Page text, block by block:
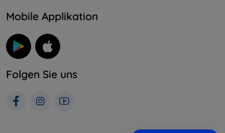
Mobile Applikation
Folgen Sie uns